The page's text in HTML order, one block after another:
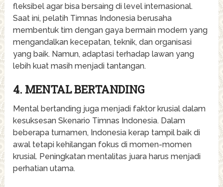
fleksibel agar bisa bersaing di level internasional.
Saat ini, pelatih Timnas Indonesia berusaha
membentuk tim dengan gaya bermain modern yang
mengandalkan kecepatan, teknik, dan organisasi
yang baik. Namun, adaptasi terhadap lawan yang
lebih kuat masih menjadi tantangan.
4. MENTAL BERTANDING
Mental bertanding juga menjadi faktor krusial dalam
kesuksesan Skenario Timnas Indonesia. Dalam
beberapa turnamen, Indonesia kerap tampil baik di
awal tetapi kehilangan fokus di momen-momen
krusial. Peningkatan mentalitas juara harus menjadi
perhatian utama.